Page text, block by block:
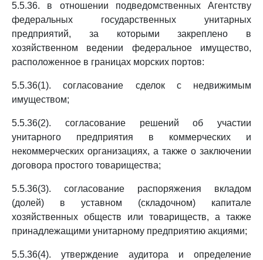
5.5.36. в отношении подведомственных Агентству
федеральных государственных унитарных
предприятий, за которыми закреплено в
хозяйственном ведении федеральное имущество,
расположенное в границах морских портов:
5.5.36(1). согласование сделок с недвижимым
имуществом;
5.5.36(2). согласование решений об участии
унитарного предприятия в коммерческих и
некоммерческих организациях, а также о заключении
договора простого товарищества;
5.5.36(3). согласование распоряжения вкладом
(долей) в уставном (складочном) капитале
хозяйственных обществ или товариществ, а также
принадлежащими унитарному предприятию акциями;
5.5.36(4). утверждение аудитора и определение